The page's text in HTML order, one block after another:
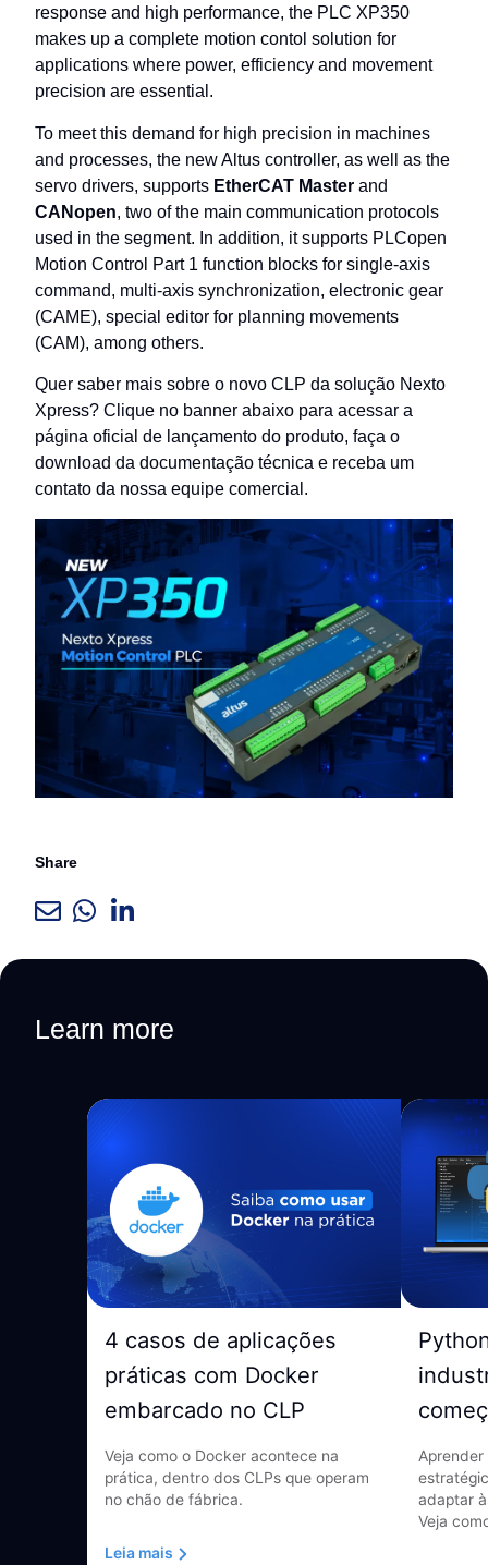
response and high performance, the PLC XP350
makes up a complete motion contol solution for
applications where power, efficiency and movement
precision are essential.
To meet this demand for high precision in machines
and processes, the new Altus controller, as well as the
servo drivers, supports EtherCAT Master and
CANopen, two of the main communication protocols
used in the segment. In addition, it supports PLCopen
Motion Control Part 1 function blocks for single-axis
command, multi-axis synchronization, electronic gear
(CAME), special editor for planning movements
(CAM), among others.
Quer saber mais sobre o novo CLP da solução Nexto
Xpress? Clique no banner abaixo para acessar a
página oficial de lançamento do produto, faça o
download da documentação técnica e receba um
contato da nossa equipe comercial.
Share
Learn more
4 casos de aplicações
práticas com Docker
embarcado no CLP
Veja como o Docker acontece na
prática, dentro dos CLPs que operam
no chão de fábrica.
Leia mais
adaptar
Veja